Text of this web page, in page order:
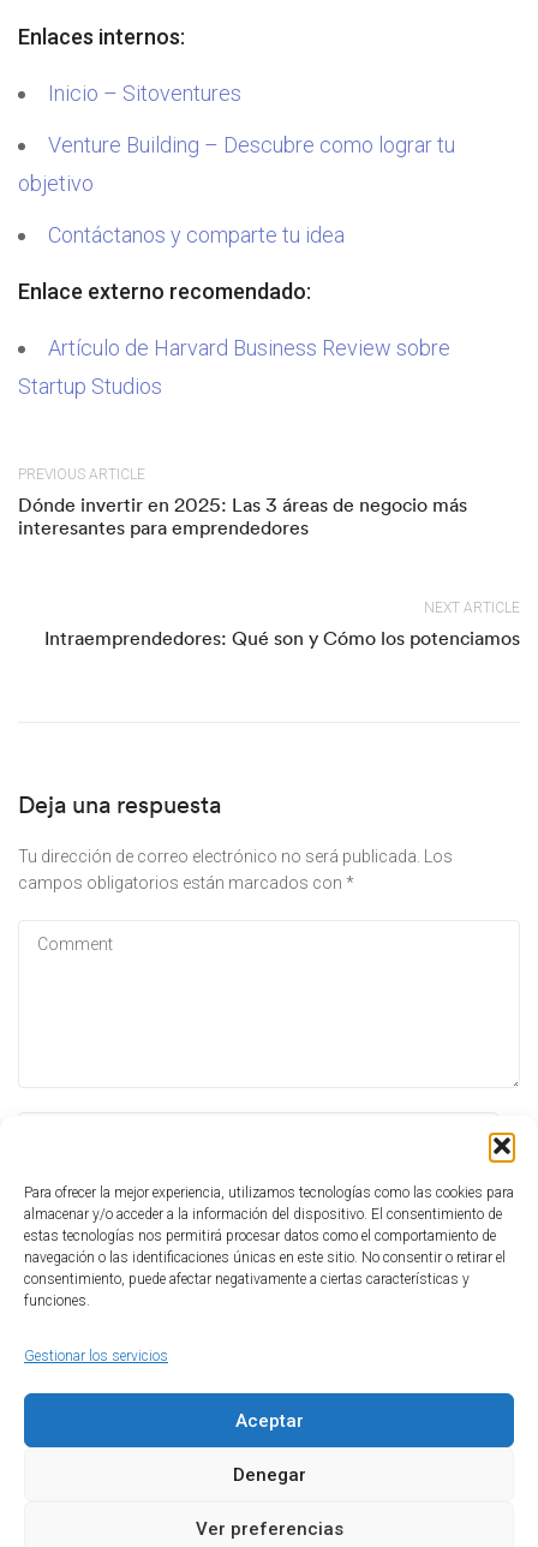
Para ofrecer la mejor experiencia, utilizamos tecnologías como las cookies para
almacenar y/o acceder a la información del dispositivo. El consentimiento de
estas tecnologías nos permitirá procesar datos como el comportamiento de
navegación o las identificaciones únicas en este sitio. No consentir o retirar el
consentimiento, puede afectar negativamente a ciertas características y
funciones.
Gestionar los servicios
Aceptar
Denegar
Ver preferencias
Enlaces internos:
Inicio – Sitoventures
Venture Building – Descubre como lograr tu
objetivo
Contáctanos y comparte tu idea
Enlace externo recomendado:
Artículo de Harvard Business Review sobre
Startup Studios
PREVIOUS ARTICLE
Dónde invertir en 2025: Las 3 áreas de negocio más
interesantes para emprendedores
NEXT ARTICLE
Intraemprendedores: Qué son y Cómo los potenciamos
Deja una respuesta
Tu dirección de correo electrónico no será publicada.
Los
campos obligatorios están marcados con *
Guarda mi nombre, correo electrónico y web en este navegador